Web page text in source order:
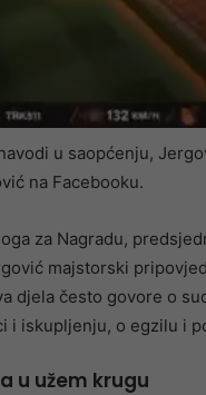
u saopćenju,
na Facebooku.
za Nagradu,
majstorski
djela često govore o
i iskupljenju, o egzilu i
u užem krugu